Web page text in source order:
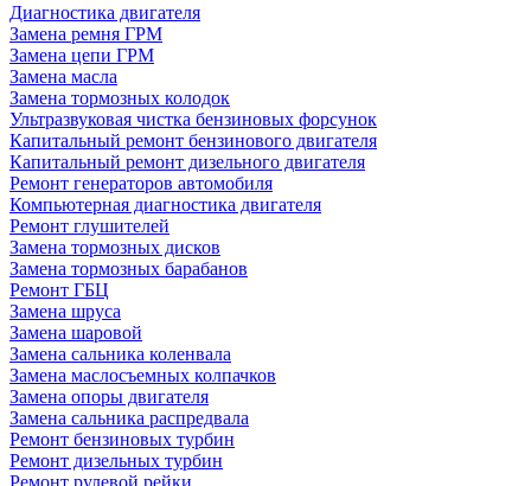
Диагностика двигателя
Замена ремня ГРМ
Замена цепи ГРМ
Замена масла
Замена тормозных колодок
Ультразвуковая чистка бензиновых форсунок
Капитальный ремонт бензинового двигателя
Капитальный ремонт дизельного двигателя
Ремонт генераторов автомобиля
Компьютерная диагностика двигателя
Ремонт глушителей
Замена тормозных дисков
Замена тормозных барабанов
Ремонт ГБЦ
Замена шруса
Замена шаровой
Замена сальника коленвала
Замена маслосъемных колпачков
Замена опоры двигателя
Замена сальника распредвала
Ремонт бензиновых турбин
Ремонт дизельных турбин
Ремонт рулевой рейки